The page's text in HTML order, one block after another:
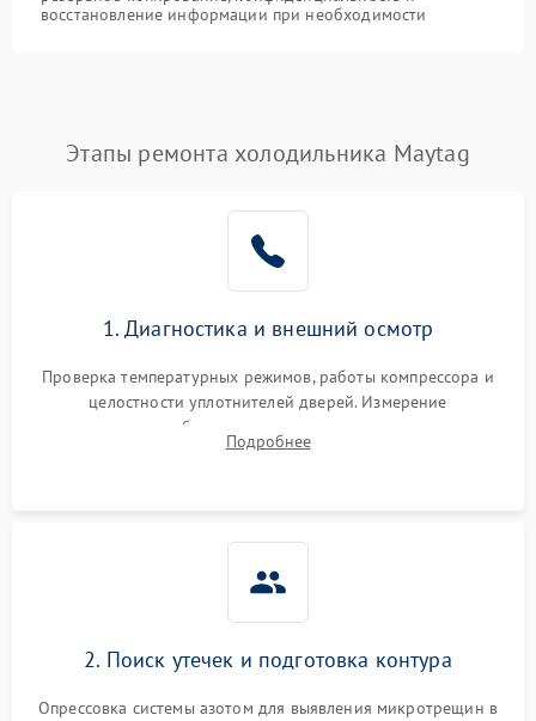
восстановление информации при необходимости
Этапы ремонта холодильника Maytag
1. Диагностика и внешний осмотр
Проверка температурных режимов, работы компрессора и
целостности уплотнителей дверей. Измерение
сопротивления обмоток мотора, проверка термостата и
считывание кодов ошибок с электронного дисплея.
Подробнее
2. Поиск утечек и подготовка контура
Опрессовка системы азотом для выявления микротрещин в